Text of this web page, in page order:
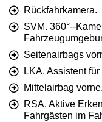
Rückfahrkamera.
SVM. 360°--
Seitenairbags
LKA. Assistent
Mittelairbag vorne.
RSA. Aktive
Fahrgästen im